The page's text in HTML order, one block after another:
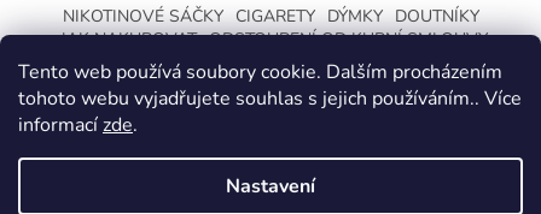
Tento web používá soubory cookie. Dalším procházením
tohoto webu vyjadřujete souhlas s jejich používáním.. Více
informacízde.
Nastavení
NIKOTINOVÉ SÁČKY CIGARETY DÝMKY
DOUTNÍKY
JAK NAKUPOVAT ODSTOUPENÍ OD KUPNÍ SMLOUVY
Vytvořil Shoptet